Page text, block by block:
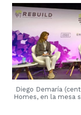
Diego Demaría
Homes, en la mesa